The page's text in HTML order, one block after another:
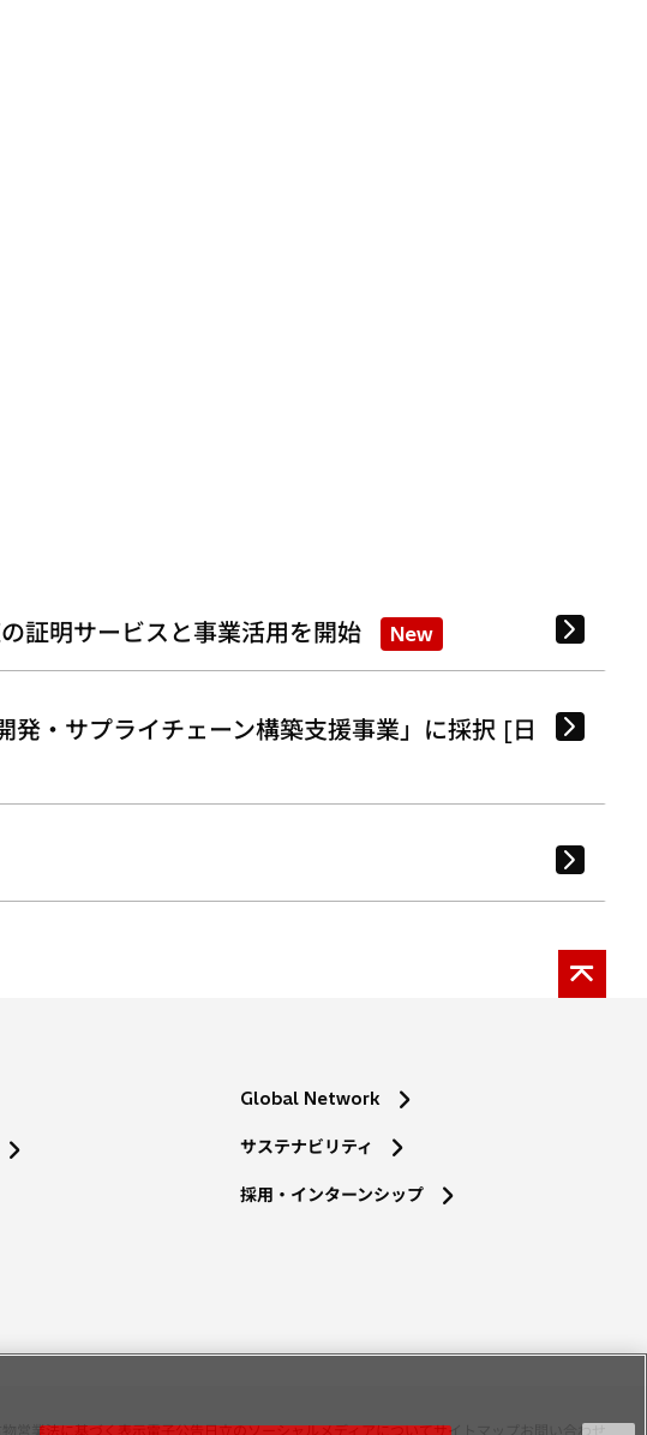
証明サービスと事業活用を開始 New
・サプライチェーン構築支援事業」に採択 [日
Global Network
サステナビリティ
採用・インターンシップ
物営業法に基づく表示電子公告日立のソーシャルメディアについてサイトマップ